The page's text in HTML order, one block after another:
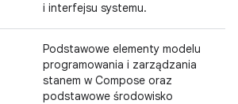
i interfejsu systemu.
Podstawowe elementy modelu
programowania i zarządzania
stanem w Compose oraz
podstawowe środowisko